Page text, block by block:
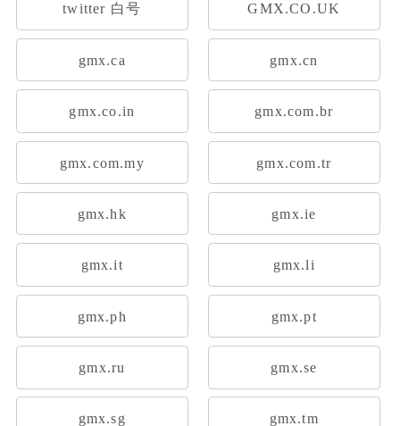
twitter 白号 GMX.CO.UK
gmx.ca gmx.cn
gmx.co.in gmx.com.br
gmx.com.my gmx.com.tr
gmx.hk gmx.ie
gmx.it gmx.li
gmx.ph gmx.pt
gmx.ru gmx.se
gmx.sg gmx.tm